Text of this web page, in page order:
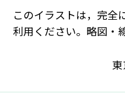
このイラストは，完全
利用ください。略図・